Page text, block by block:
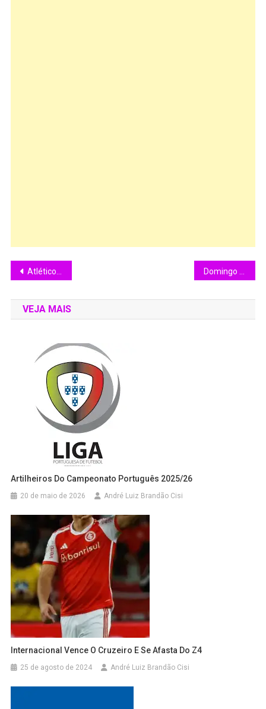
Atlético Mineiro perde a final da Copa Sul-americana para Lanús da Argentina
VEJA MAIS
Artilheiros Do Campeonato Português 2025/26
20 de maio de 2026 André Luiz Brandão Cisi
Internacional Vence O Cruzeiro E Se Afasta Do Z4
25 de agosto de 2024 André Luiz Brandão Cisi